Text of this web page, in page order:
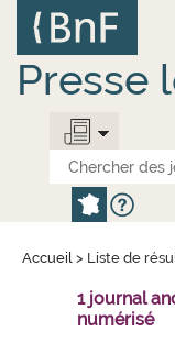
contenu
principal
Presse
Accueil > Liste de
1 journal
numérisé
Panneau de gestion des